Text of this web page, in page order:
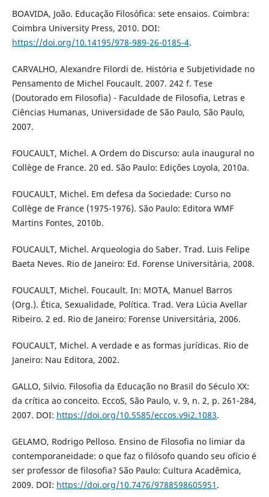
BOAVIDA, João. Educação Filosófica: sete ensaios. Coimbra:
Coimbra University Press, 2010. DOI:
https://doi.org/10.14195/978-989-26-0185-4.
CARVALHO, Alexandre Filordi de. História e Subjetividade no
Pensamento de Michel Foucault. 2007. 242 f. Tese
(Doutorado em Filosofia) - Faculdade de Filosofia, Letras e
Ciências Humanas, Universidade de São Paulo, São Paulo,
2007.
FOUCAULT, Michel. A Ordem do Discurso: aula inaugural no
Collège de France. 20 ed. São Paulo: Edições Loyola, 2010a.
FOUCAULT, Michel. Em defesa da Sociedade: Curso no
Collège de France (1975-1976). São Paulo: Editora WMF
Martins Fontes, 2010b.
FOUCAULT, Michel. Arqueologia do Saber. Trad. Luis Felipe
Baeta Neves. Rio de Janeiro: Ed. Forense Universitária, 2008.
FOUCAULT, Michel. Foucault. In: MOTA, Manuel Barros
(Org.). Ética, Sexualidade, Política. Trad. Vera Lúcia Avellar
Ribeiro. 2 ed. Rio de Janeiro: Forense Universitária, 2006.
FOUCAULT, Michel. A verdade e as formas jurídicas. Rio de
Janeiro: Nau Editora, 2002.
GALLO, Silvio. Filosofia da Educação no Brasil do Século XX:
da crítica ao conceito. EccoS, São Paulo, v. 9, n. 2, p. 261-284,
2007. DOI: https://doi.org/10.5585/eccos.v9i2.1083.
GELAMO, Rodrigo Pelloso. Ensino de Filosofia no limiar da
contemporaneidade: o que faz o filósofo quando seu ofício é
ser professor de filosofia? São Paulo: Cultura Acadêmica,
2009. DOI: https://doi.org/10.7476/9788598605951 .